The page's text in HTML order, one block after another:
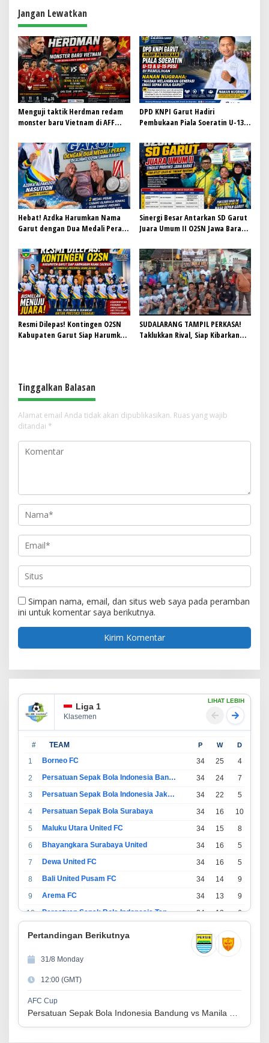
a
s
i
p
o
s
Jangan Lewatkan
Menguji taktik Herdman redam
monster baru Vietnam di AFF
DPD KNPI Garut Hadiri
Pembukaan Piala Soeratin U-13 &
Nugraha: Wadah Melahirkan
Generasi Emas Sepak Bola Garut
Hebat! Azdka Harumkan Nama
Garut dengan Dua Medali Perak
Sinergi Besar Antarkan SD Garut
Juara Umum II O2SN Jawa Barat
Juara dan Dua Lolos ke Nasional
Resmi Dilepas! Kontingen O2SN
Kabupaten Garut Siap Harumkan
SUDALARANG TAMPIL PERKASA!
Taklukkan Rival, Siap Kibarkan
Tinggalkan Balasan
Alamat email Anda tidak akan dipublikasikan. Ruas yang wajib
ditandai *
Simpan nama, email, dan situs web saya pada peramban
ini untuk komentar saya berikutnya.
Liga 1
Klasemen
LIHAT LEBIH
# TEAM P W D
1 Borneo FC 34 25 4
2
Persatuan Sepak Bola Indonesia Bandung 34 24 7
3
Persatuan Sepak Bola Indonesia Jakarta 34 22 5
4
Persatuan Sepak Bola Surabaya 34 16 10
5
Maluku Utara United FC 34 15 8
6
Bhayangkara Surabaya United 34 16 5
7
Dewa United FC 34 16 5
8
Bali United Pusam FC 34 14 9
9
Arema FC 34 13 9
10
Persatuan Sepak Bola Indonesia Tangerang 34 13 6
34 11
13
14
Madura United FC
15
Persatuan Sepakbola Makassar
16
Persis Solo 34 8 10
Pertandingan Berikutnya
31/8 Monday
12:00 (GMT)
AFC Cup